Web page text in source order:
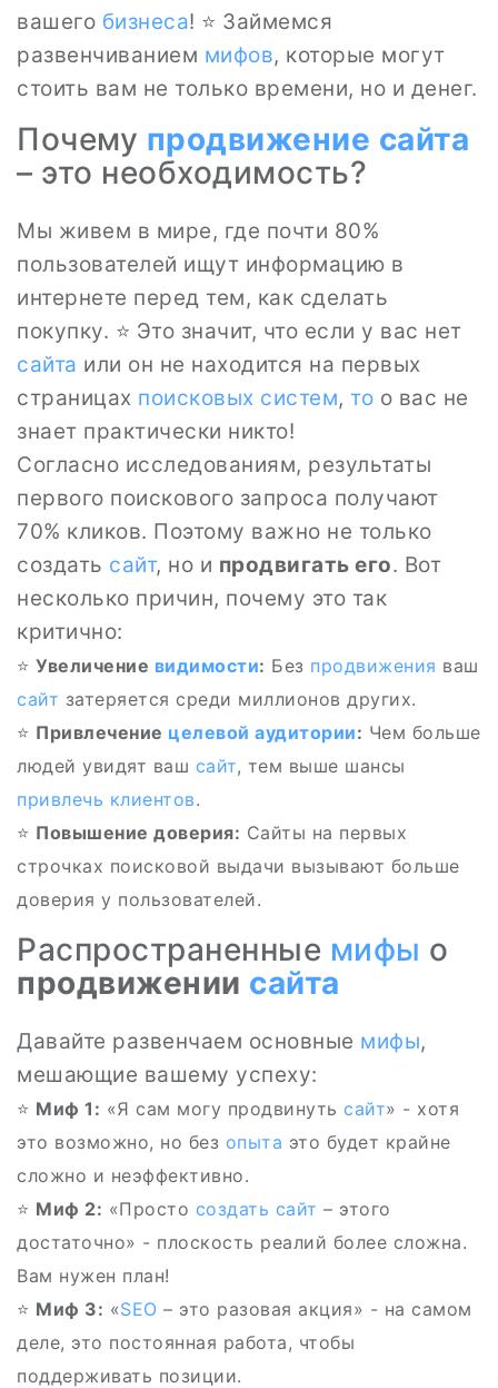
вашего бизнеса! ⭐ Займемся
развенчиванием мифов, которые могут
стоить вам не только времени, но и денег.
Почему продвижение сайта
– это необходимость?
Мы живем в мире, где почти 80%
пользователей ищут информацию в
интернете перед тем, как сделать
покупку. ⭐ Это значит, что если у вас нет
сайта или он не находится на первых
страницах поисковых систем, то о вас не
знает практически никто!
Согласно исследованиям, результаты
первого поискового запроса получают
70% кликов. Поэтому важно не только
создать сайт, но и продвигать его. Вот
несколько причин, почему это так
критично:
⭐ Увеличение видимости: Без продвижения ваш
сайт затеряется среди миллионов других.
⭐ Привлечение целевой аудитории: Чем больше
людей увидят ваш сайт, тем выше шансы
привлечь клиентов.
⭐ Повышение доверия: Сайты на первых
строчках поисковой выдачи вызывают больше
доверия у пользователей.
Распространенные мифы о
продвижении сайта
Давайте развенчаем основные мифы,
мешающие вашему успеху:
⭐ Миф 1: «Я сам могу продвинуть сайт» - хотя
это возможно, но без опыта это будет крайне
сложно и неэффективно.
⭐ Миф 2: «Просто создать сайт – этого
достаточно» - плоскость реалий более сложна.
Вам нужен план!
⭐ Миф 3: «SEO – это разовая акция» - на самом
деле, это постоянная работа, чтобы
поддерживать позиции.